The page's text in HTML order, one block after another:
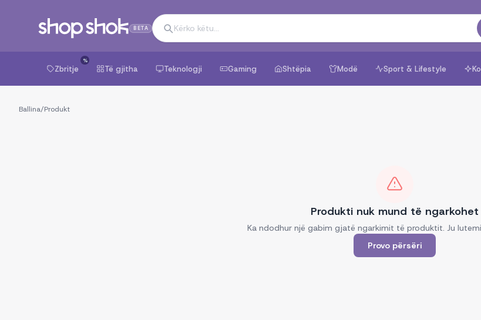
BETA
Zbritje
%
Të gjitha Teknologji Gaming Shtëpia Modë Sport & Lifestyle
Ballina/Produkt
Produkti nuk mund të ngarkohet
Ka ndodhur një gabim gjatë ngarkimit të produktit. Ju
Provo përsëri